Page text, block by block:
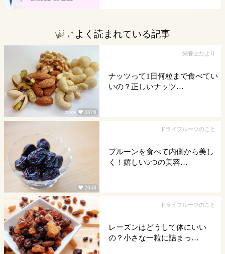
よく読まれている記事
 3376
栄養士だより
ナッツって1日何粒まで食べてい
いの？正しいナッツ…
 2048
ドライフルーツのこと
プルーンを食べて内側から美し
く！嬉しい5つの美容…
ドライフルーツのこと
レーズンはどうして体にいい
の？小さな一粒に詰まっ…